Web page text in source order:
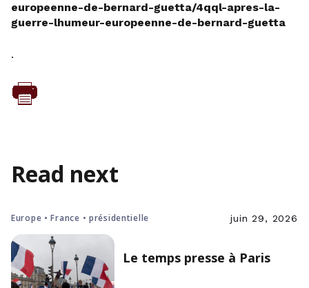
europeenne-de-bernard-guetta/4qql-apres-la-
guerre-lhumeur-europeenne-de-bernard-guetta
.
Read next
Europe • France • présidentielle juin 29, 2026
Le temps presse à Paris